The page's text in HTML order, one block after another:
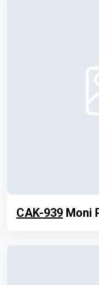
CAK-939 Moni